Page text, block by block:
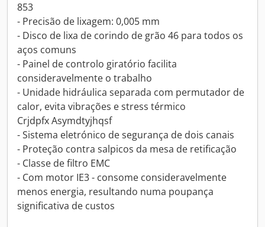
853
- Precisão de lixagem: 0,005 mm
- Disco de lixa de corindo de grão 46 para todos os
aços comuns
- Painel de controlo giratório facilita
consideravelmente o trabalho
- Unidade hidráulica separada com permutador de
calor, evita vibrações e stress térmico
Crjdpfx Asymdtyjhqsf
- Sistema eletrónico de segurança de dois canais
- Proteção contra salpicos da mesa de retificação
- Classe de filtro EMC
- Com motor IE3 - consome consideravelmente
menos energia, resultando numa poupança
significativa de custos